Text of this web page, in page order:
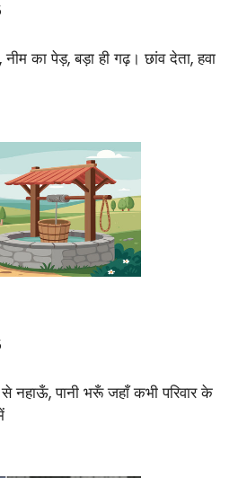
का पेड़, बड़ा ही गढ़। छांव देता, हवा
नहाऊँ, पानी भरूँ जहाँ कभी परिवार के